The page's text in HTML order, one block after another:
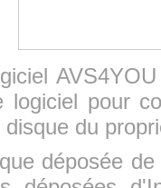
logiciel pour
du
déposée